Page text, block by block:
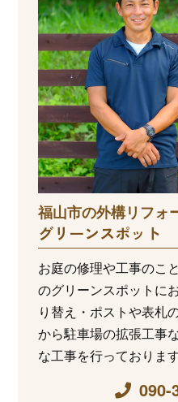
福山市の外構リフォ
グリーンスポット
お庭の修理や工事のこ
のグリーンスポットに
り替え・ポストや表札
から駐車場の拡張工事
な工事を行っております
090-